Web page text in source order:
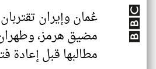
عُمان وإيران
مضيق هرمز،
مطالبها قبل إعادة